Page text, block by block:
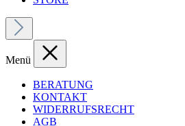
Menü
BERATUNG
KONTAKT
WIDERRUFSRECHT
AGB